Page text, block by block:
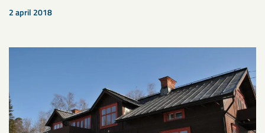
2 april 2018